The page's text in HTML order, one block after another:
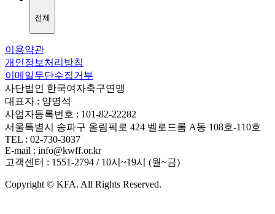
전체
이용약관
개인정보처리방침
이메일무단수집거부
사단법인 한국여자축구연맹
대표자 : 양명석
사업자등록번호 : 101-82-22282
서울특별시 송파구 올림픽로 424 벨로드롬 A동 108호-110호
TEL : 02-730-3037
E-mail : info@kwff.or.kr
고객센터 : 1551-2794 / 10시~19시 (월~금)
Copyright © KFA. All Rights Reserved.